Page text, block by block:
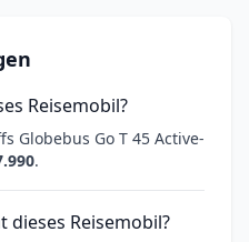
Reisemobil?
Globebus Go T 45 Active-
.
dieses Reisemobil?